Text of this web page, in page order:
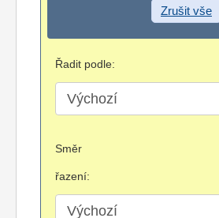
Zrušit vše
Řadit podle:
Směr
řazení: